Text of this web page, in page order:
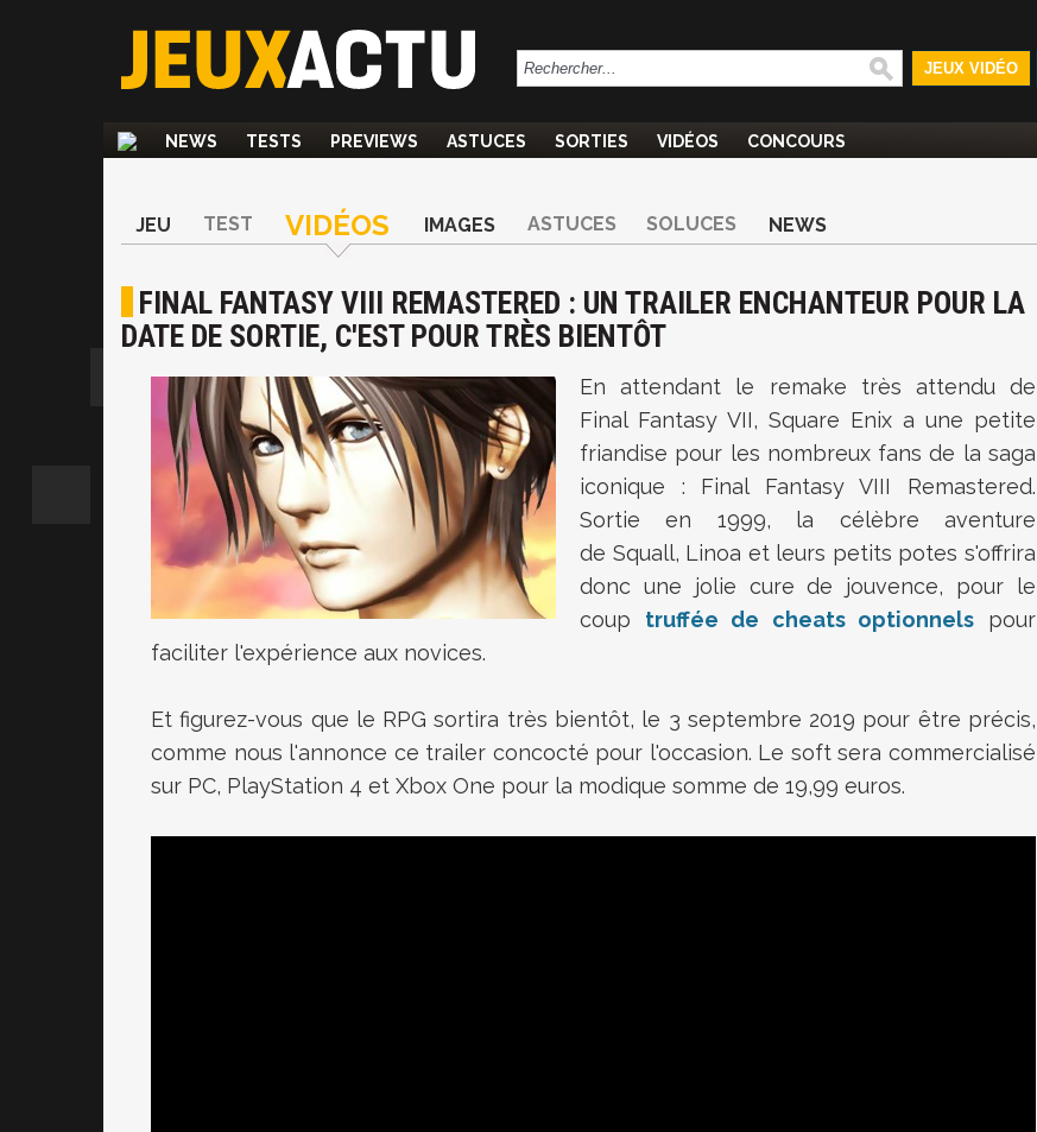
JEUX VIDÉO
NEWS TESTS PREVIEWS ASTUCES SORTIES VIDÉOS CONCOURS
JEU TEST VIDÉOS IMAGES ASTUCES SOLUCES NEWS
FINAL FANTASY VIII REMASTERED : UN TRAILER ENCHANTEUR POUR LA
DATE DE SORTIE, C'EST POUR TRÈS BIENTÔT
En attendant le remake très attendu de
Final Fantasy VII, Square Enix a une petite
friandise pour les nombreux fans de la saga
iconique : Final Fantasy VIII Remastered.
Sortie en 1999, la célèbre aventure
de Squall, Linoa et leurs petits potes s'offrira
donc une jolie cure de jouvence, pour le
coup truffée de cheats optionnels pour
faciliter l'expérience aux novices.
Et figurez-vous que le RPG sortira très bientôt, le 3 septembre 2019 pour être précis,
comme nous l'annonce ce trailer concocté pour l'occasion. Le soft sera commercialisé
sur PC, PlayStation 4 et Xbox One pour la modique somme de 19,99 euros.